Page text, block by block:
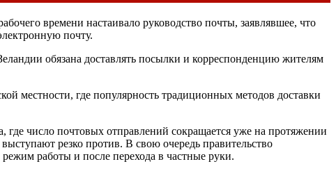
времени настаивало руководство почты, заявлявшее, что
почту.
обязана доставлять посылки и корреспонденцию жителям
местности, где популярность традиционных методов доставки
число почтовых отправлений сокращается уже на протяжении
резко против. В свою очередь правительство
работы и после перехода в частные руки.